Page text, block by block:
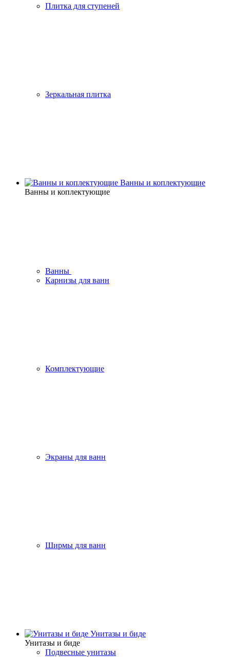
Плитка для ступеней
Зеркальная плитка
Ванны и коплектующие
Ванны и коплектующие
Ванны
Карнизы для ванн
Комплектующие
Экраны для ванн
Ширмы для ванн
Унитазы и биде
Унитазы и биде
Подвесные унитазы